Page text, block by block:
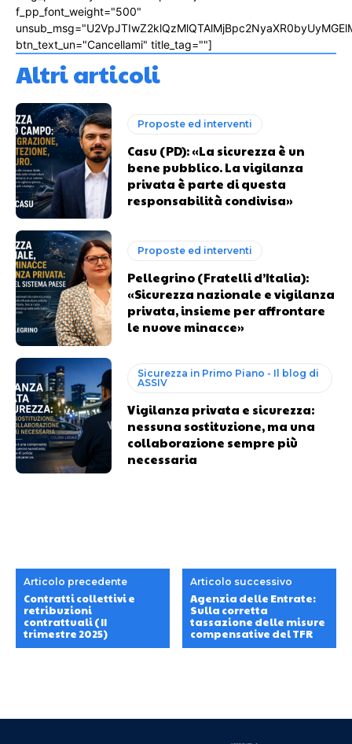
f_pp_font_weight="500"
btn_text_un="Cancellami" title_tag=""]
Altri articoli
Proposte ed interventi
Casu (PD): «La sicurezza è un
bene pubblico. La vigilanza
privata è parte di questa
responsabilità condivisa»
Proposte ed interventi
Pellegrino (Fratelli d’Italia):
«Sicurezza nazionale e vigilanza
privata, insieme per affrontare
le nuove minacce»
Sicurezza in Primo Piano - Il blog di
ASSIV
Vigilanza privata e sicurezza:
nessuna sostituzione, ma una
collaborazione sempre più
necessaria
Articolo precedente
Contratti collettivi e
retribuzioni
contrattuali (II
trimestre 2025)
Articolo successivo
Agenzia delle Entrate:
Sulla corretta
tassazione delle misure
compensative del TFR